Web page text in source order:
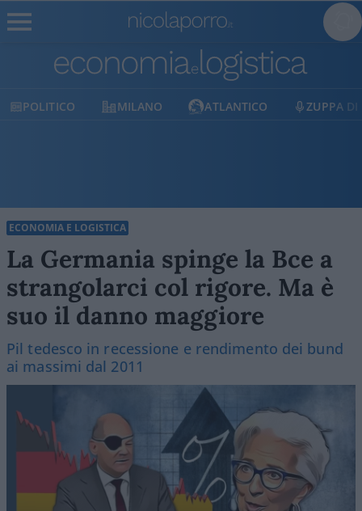
POLITICO MILANO ATLANTICO ZUPPA DI
ECONOMIA E LOGISTICA
La Germania spinge la Bce a
strangolarci col rigore. Ma è
suo il danno maggiore
Pil tedesco in recessione e rendimento dei bund
ai massimi dal 2011